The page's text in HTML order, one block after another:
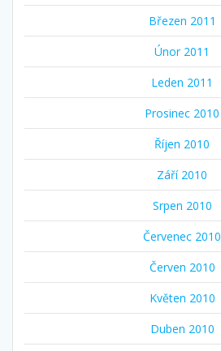
Březen 2011
Únor 2011
Leden 2011
Prosinec 2010
Říjen 2010
Září 2010
Srpen 2010
Červenec 2010
Červen 2010
Květen 2010
Duben 2010